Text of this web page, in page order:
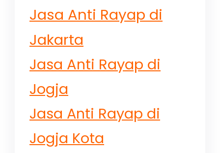
Jasa Anti Rayap di
Jakarta
Jasa Anti Rayap di
Jogja
Jasa Anti Rayap di
Jogja Kota